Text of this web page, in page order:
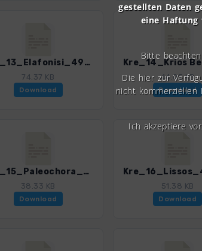
Kre_13_Elafonisi_4947_3.gpx
74.37 KB
Download
44.05 KB
Download
Kre_15_Paleochora_4947_3.gpx
38.33 KB
Download
51.38 KB
Download
gestellten Daten
eine Haftung
Bitte
Die hier zur
nicht kommerziellen
Ich akzeptiere